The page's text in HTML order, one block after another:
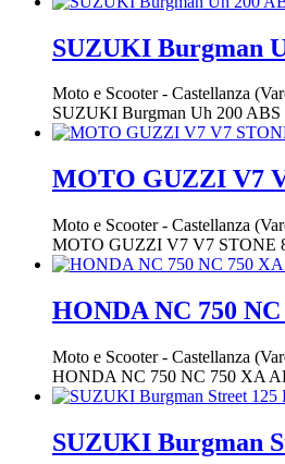
SUZUKI Burgman
Moto e Scooter- Castellanza
SUZUKI Burgman Uh 200 ABS
MOTO GUZZI V7
Moto e Scooter- Castellanza
MOTO GUZZI V7 V7 STONE
HONDA NC 750
Moto e Scooter- Castellanza
HONDA NC 750 NC 750 XA
SUZUKI Burgman